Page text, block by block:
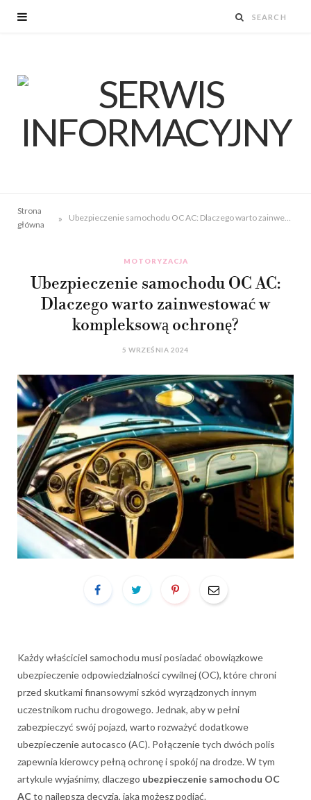
Strona
główna
» Ubezpieczenie samochodu OC AC: Dlaczego warto zainwestować w kompleksową ochronę?
MOTORYZACJA
Ubezpieczenie samochodu OC AC:
Dlaczego warto zainwestować w
kompleksową ochronę?
5 WRZEŚNIA 2024
Każdy właściciel samochodu musi posiadać obowiązkowe
ubezpieczenie odpowiedzialności cywilnej (OC), które chroni
przed skutkami finansowymi szkód wyrządzonych innym
uczestnikom ruchu drogowego. Jednak, aby w pełni
zabezpieczyć swój pojazd, warto rozważyć dodatkowe
ubezpieczenie autocasco (AC). Połączenie tych dwóch polis
zapewnia kierowcy pełną ochronę i spokój na drodze. W tym
artykule wyjaśnimy, dlaczego ubezpieczenie samochodu OC
ACto najlepsza decyzja, jaką możesz podjąć.